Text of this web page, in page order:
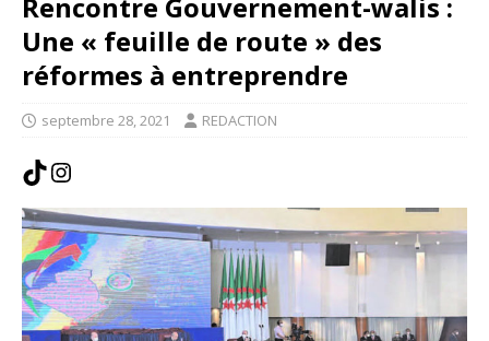
Une « feuille de route » des
réformes à entreprendre
septembre 28, 2021 REDACTION